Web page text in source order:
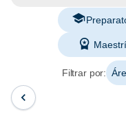
Filtrar por: